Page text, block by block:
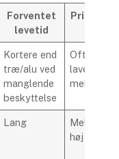
Forventet
levetid
Kortere end
træ/alu ved
manglende
beskyttelse
Ofte
lavere til
mellem
Lang
Mellem til
høj